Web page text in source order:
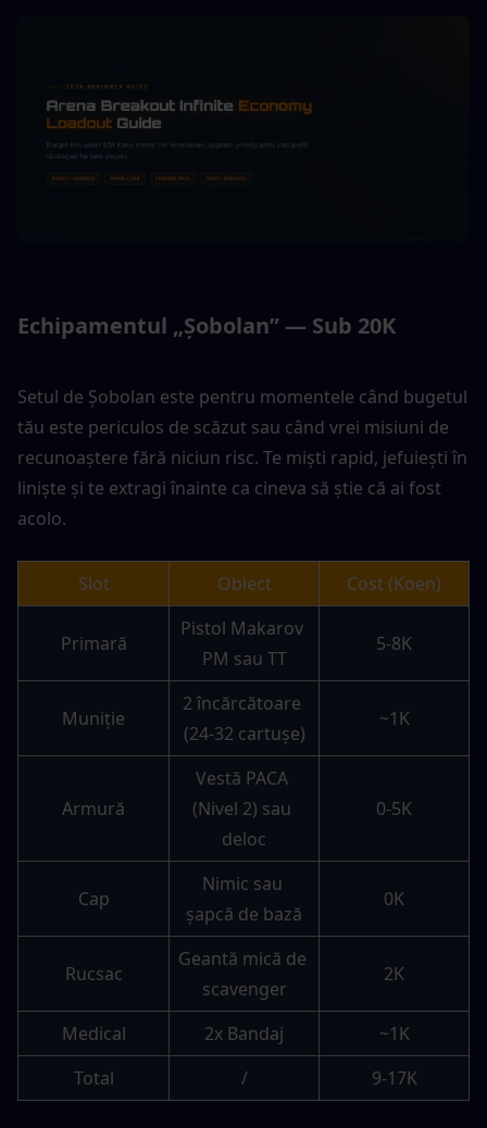
Echipamentul „Șobolan” — Sub 20K
Setul de Șobolan este pentru momentele când bugetul
tău este periculos de scăzut sau când vrei misiuni de
recunoaștere fără niciun risc. Te miști rapid, jefuiești în
liniște și te extragi înainte ca cineva să știe că ai fost
acolo.
Slot Obiect Cost (Koen)
Primară
Pistol Makarov
PM sau TT
5-8K
Muniție
2 încărcătoare
(24-32 cartușe)
~1K
Armură
Vestă PACA
(Nivel 2) sau
deloc
0-5K
Cap
Nimic sau
șapcă de bază
0K
Rucsac
Geantă mică de
scavenger
2K
Medical 2x Bandaj
~1K
Total
/ 9-17K